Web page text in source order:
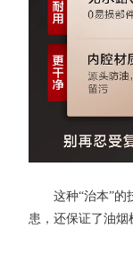
这种“治本”的技
患，还保证了油烟